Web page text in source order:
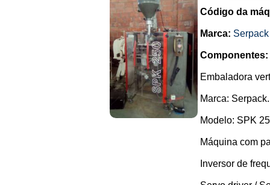
Código da
Marca: Serpack
Componentes:
Embaladora
Marca: Serpack.
Modelo: SPK
Máquina com
Inversor de